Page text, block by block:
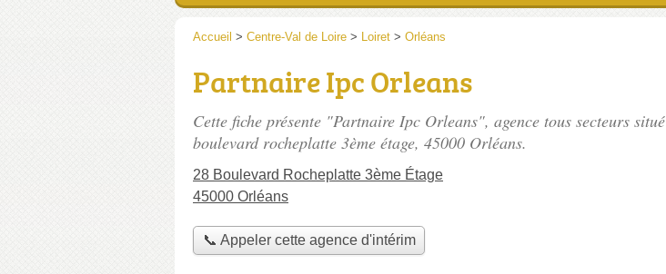
Accueil > Centre-Val de Loire > Loiret > Orléans
Partnaire Ipc Orleans
Cette fiche présente "Partnaire Ipc Orleans", agence tous secteurs situé
boulevard rocheplatte 3ème étage, 45000 Orléans.
28 Boulevard Rocheplatte 3ème Étage
45000 Orléans
📞 Appeler cette agence d'intérim